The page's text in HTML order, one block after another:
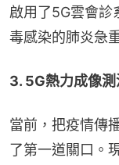
啟用了5G雲會診
毒感染的肺炎急
3. 5G熱力成像測
當前，把疫情傳
了第一道關口。